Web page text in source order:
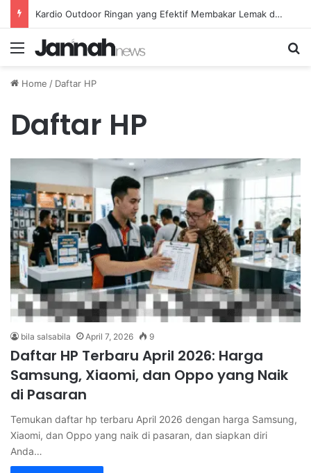
Kardio Outdoor Ringan yang Efektif Membakar Lemak dan Menyegarkan Tubuh Anda
Menu
Home / Daftar HP
Daftar HP
bila salsabila April 7, 2026 9
Daftar HP Terbaru April 2026: Harga
Samsung, Xiaomi, dan Oppo yang Naik
di Pasaran
Temukan daftar hp terbaru April 2026 dengan harga Samsung,
Xiaomi, dan Oppo yang naik di pasaran, dan siapkan diri
Anda…